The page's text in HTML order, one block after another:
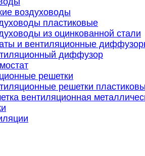
воздуховоды
пластиковые
из оцинкованной стали
и вентиляционные
диффузор
решетки
решетки
вентиляционная